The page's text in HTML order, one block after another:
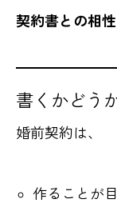
契約書との相
書くかどう
婚前契約は、
作ることが